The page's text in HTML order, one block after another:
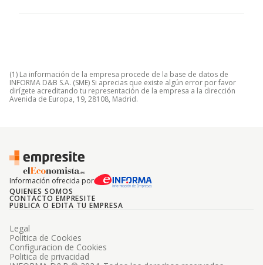
(1) La información de la empresa procede de la base de datos de
INFORMA D&B S.A. (SME) Si aprecias que existe algún error por favor
dirígete acreditando tu representación de la empresa a la dirección
Avenida de Europa, 19, 28108, Madrid.
Información ofrecida por
QUIENES SOMOS
CONTACTO EMPRESITE
PUBLICA O EDITA TU EMPRESA
Legal
Politica de Cookies
Configuracion de Cookies
Politica de privacidad